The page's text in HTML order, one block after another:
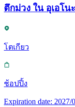
ตึกม่วง ใน อุเอโ
โตเกียว
ช้อปปิ้ง
Expiration date: 2027/